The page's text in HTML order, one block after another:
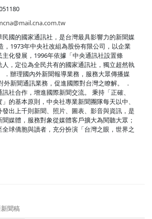
國的國家通訊社，是台灣最具影響力的新聞媒
，1973年中央社改組為股份有限公司，以企業
化發展，1996年依據「中央通訊社設置條
，定位為全民共有的國家通訊社，獨立超然執
．辦理國內外新聞報導業務，服務大眾傳播媒
外新聞通訊業務，促進國際對台灣之瞭解。 ．
社合作，增進國際新聞交流。 秉持「正確、
的基本原則，中央社專業新聞團隊每天以中、
出上千則新聞、照片、圖表、影音與資訊，是
媒體，服務對象從媒體客戶擴大為閱聽大眾；
球僑胞與讀者，充分扮演「台灣之眼，世界之
聞稿